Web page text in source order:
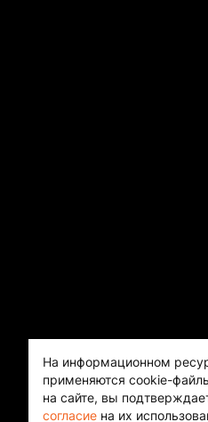
На информационном
применяются cookie-
на сайте, вы
согласие на их